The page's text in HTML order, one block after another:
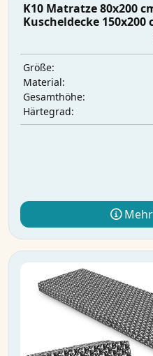
K10 Matratze 80x200
Kuscheldecke 150x200
Größe:
Material:
Gesamthöhe:
Härtegrad: